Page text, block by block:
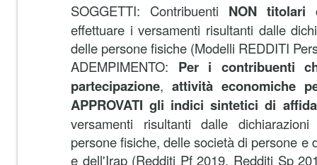
SOGGETTI: Contribuenti NON titolari
effettuare i versamenti risultanti dalle
delle persone fisiche (Modelli REDDITI
ADEMPIMENTO: Per i contribuenti
partecipazione, attività economiche
APPROVATI gli indici sintetici di
versamenti risultanti dalle
persone fisiche, delle società di persone e
e dell'Irap (Redditi Pf 2019, Redditi Sp